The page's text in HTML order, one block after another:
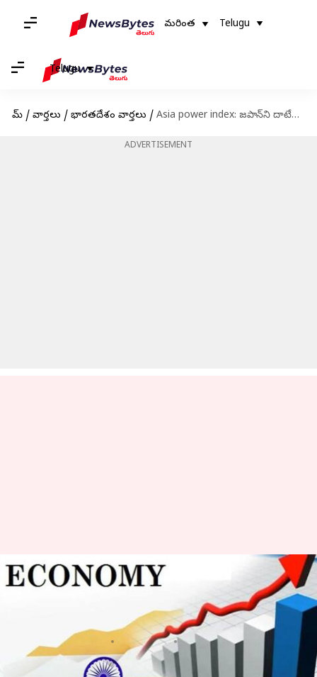
మరింత Telugu
Telugu
హోమ్ / వార్తలు / భారతదేశం వార్తలు / Asia power index: జపాన్‌ని దాటేసి.. మూడో అతిపెద్ద శక్తిగా భారత్
ADVERTISEMENT
Asia power index: జపాన్‌ని
దాటేసి.. మూడో అతిపెద్ద శక్తిగా
Sirish Praharaju Sep 25, 2024 04:17 pm